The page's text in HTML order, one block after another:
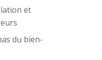
et
du bien-